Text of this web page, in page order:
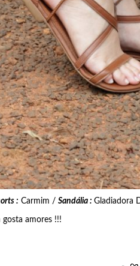
: Carmim / Sandália : Gladiadora
gosta amores !!!